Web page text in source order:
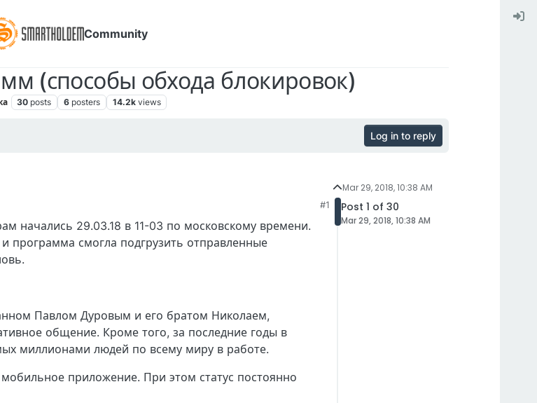
Community
(способы обхода блокировок)
30 posts 6 posters 14.2k views
Log in to reply
#1
начались 29.03.18 в 11-03 по московскому времени.
программа смогла подгрузить отправленные
Павлом Дуровым и его братом Николаем,
общение. Кроме того, за последние годы в
миллионами людей по всему миру в работе.
приложение. При этом статус постоянно
Mar 29, 2018, 10:38 AM
Post 1 of 30
Mar 29, 2018, 10:38 AM